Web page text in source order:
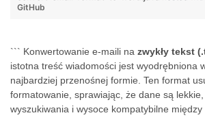
GitHub
``` Konwertowanie e-maili na zwykły tekst
istotna treść wiadomości jest wyodrębniona
najbardziej przenośnej formie. Ten format
formatowanie, sprawiając, że dane są lekkie,
wyszukiwania i wysoce kompatybilne między